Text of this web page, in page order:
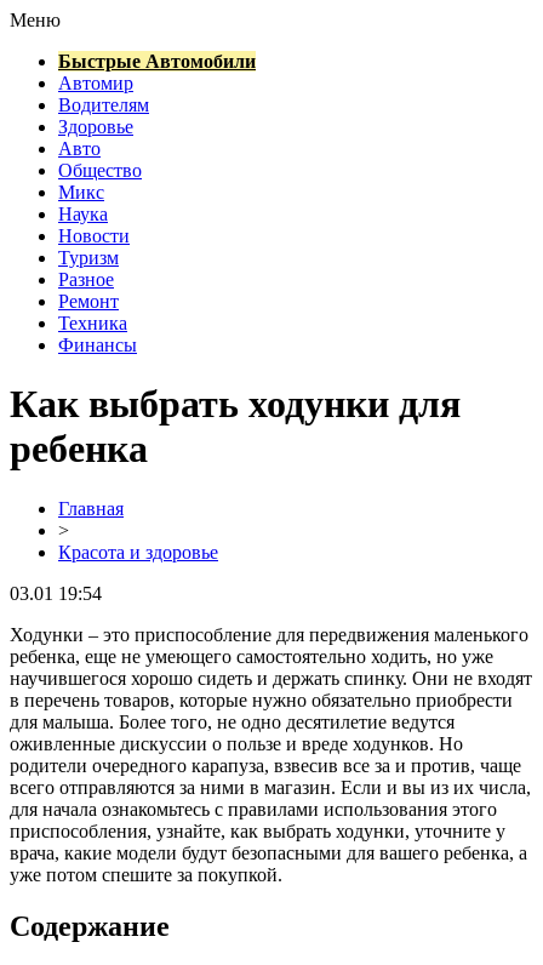
Меню
Быстрые Автомобили
Автомир
Водителям
Здоровье
Авто
Общество
Микс
Наука
Новости
Туризм
Разное
Ремонт
Техника
Финансы
Как выбрать ходунки для
ребенка
Главная
>
Красота и здоровье
03.01 19:54
Ходунки – это приспособление для передвижения маленького
ребенка, еще не умеющего самостоятельно ходить, но уже
научившегося хорошо сидеть и держать спинку. Они не входят
в перечень товаров, которые нужно обязательно приобрести
для малыша. Более того, не одно десятилетие ведутся
оживленные дискуссии о пользе и вреде ходунков. Но
родители очередного карапуза, взвесив все за и против, чаще
всего отправляются за ними в магазин. Если и вы из их числа,
для начала ознакомьтесь с правилами использования этого
приспособления, узнайте, как выбрать ходунки, уточните у
врача, какие модели будут безопасными для вашего ребенка, а
уже потом спешите за покупкой.
Содержание